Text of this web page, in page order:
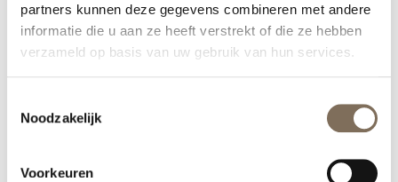
partners kunnen deze gegevens combineren met andere
informatie die u aan ze heeft verstrekt of die ze hebben
verzameld op basis van uw gebruik van hun services.
Noodzakelijk
Voorkeuren